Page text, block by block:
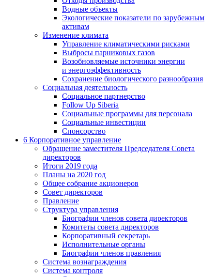
Водные объекты
Экологические показатели по зарубежным
активам
Изменение климата
Управление климатическими рисками
Выбросы парниковых газов
Возобновляемые источники энергии
и энергоэффективность
Сохранение биологического разнообразия
Социальная деятельность
Социальное партнерство
Follow Up Siberia
Социальные программы для персонала
Социальные инвестиции
Спонсорство
6 Корпоративное управление
Обращение заместителя Председателя Совета
директоров
Итоги 2019 года
Планы на 2020 год
Общее собрание акционеров
Совет директоров
Правление
Структура управления
Биографии членов совета директоров
Комитеты совета директоров
Корпоративный секретарь
Исполнительные органы
Биографии членов правления
Система вознаграждения
Система контроля